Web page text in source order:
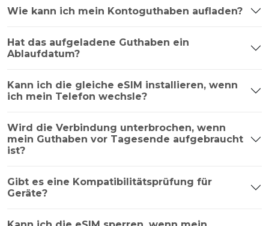
Wie kann ich mein Kontoguthaben aufladen?
Hat das aufgeladene Guthaben ein
Ablaufdatum?
Kann ich die gleiche eSIM installieren, wenn
ich mein Telefon wechsle?
Wird die Verbindung unterbrochen, wenn
mein Guthaben vor Tagesende aufgebraucht
ist?
Gibt es eine Kompatibilitätsprüfung für
Geräte?